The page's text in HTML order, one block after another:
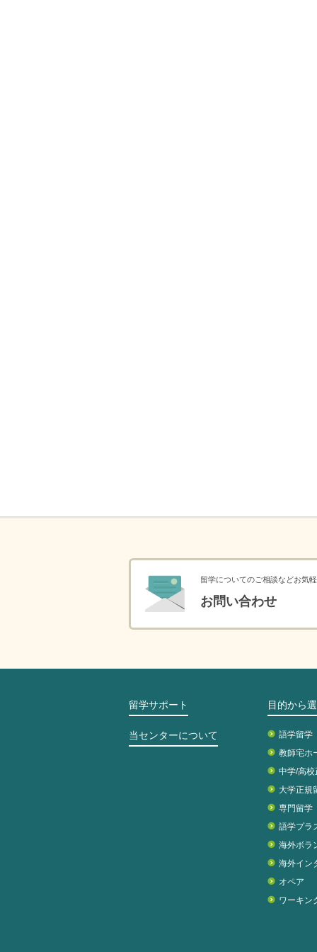
留学についてのご相談などお気
お問い合わせ
留学サポート
当センターについて
目的から
語学留学
教師宅ホ
中学/高
大学正規
専門留学
語学プラ
海外ボラ
海外イン
オペア
ワーキン